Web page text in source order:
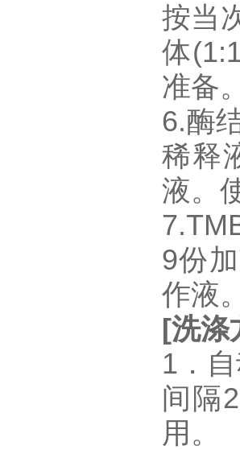
按当
体
准备
6.酶
稀释
液。
9份
作液
[洗涤
1．
间隔
用。